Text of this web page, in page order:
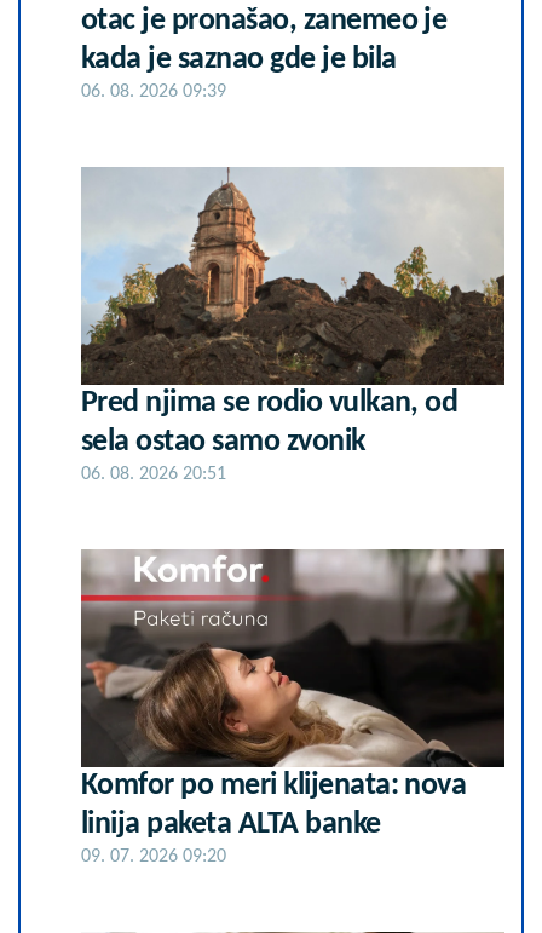
otac je pronašao, zanemeo je
kada je saznao gde je bila
06. 08. 2026 09:39
Pred njima se rodio vulkan, od
sela ostao samo zvonik
06. 08. 2026 20:51
Komfor po meri klijenata: nova
linija paketa ALTA banke
09. 07. 2026 09:20